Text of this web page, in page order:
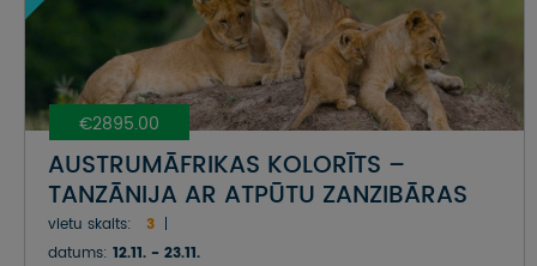
€2895.00
AUSTRUMĀFRIKAS KOLORĪTS –
TANZĀNIJA AR ATPŪTU ZANZIBĀRAS
SALĀ
vietu skaits:
3
datums: 12.11. - 23.11.